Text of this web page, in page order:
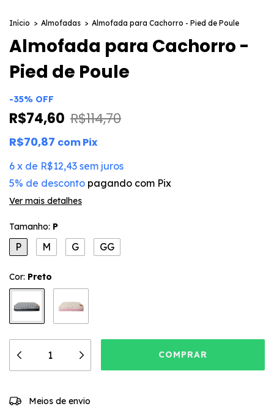
Início > Almofadas > Almofada para Cachorro - Pied de Poule
Almofada para Cachorro -
Pied de Poule
-35% OFF
R$74,60 R$114,70
R$70,87 comPix
6 x de R$12,43 sem juros
5% de desconto pagando com Pix
Ver mais detalhes
Tamanho: P
P M G GG
Cor: Preto
Entregas para o CEP:
Meios de envio